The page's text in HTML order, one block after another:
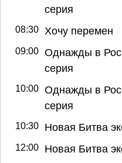
серия
08:30 Хочу перемен
09:00 Однажды в
серия
10:00 Однажды в
серия
10:30 Новая Битва
12:00 Новая Битва